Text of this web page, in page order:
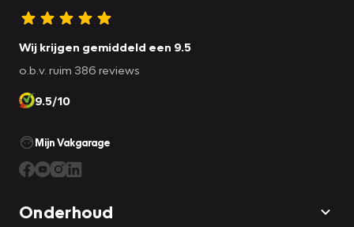
Wij krijgen gemiddeld een 9.5
o.b.v. ruim 386 reviews
9.5/10
Mijn Vakgarage
Onderhoud